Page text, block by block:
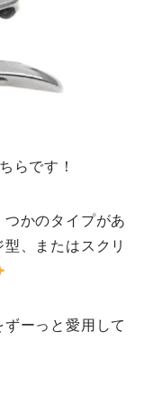
らです！
かのタイプがあ
、またはスクリ
ーっと愛用して